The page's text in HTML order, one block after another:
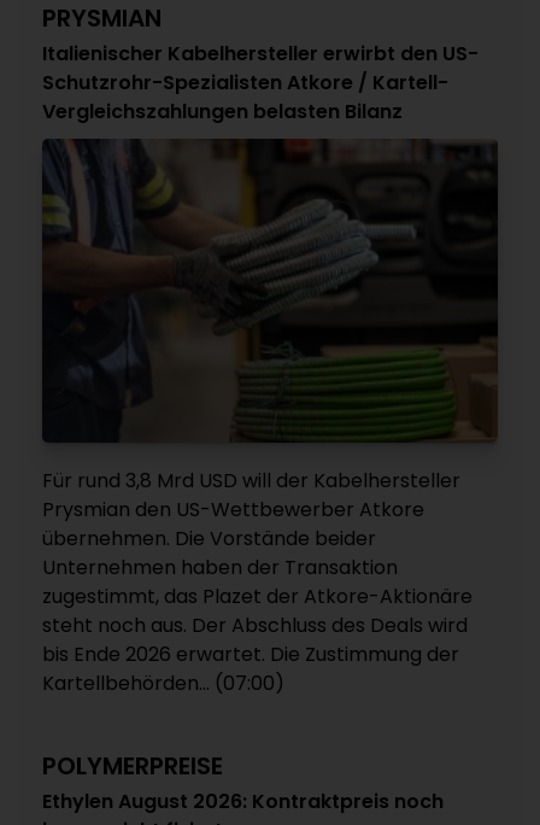
PRYSMIAN
Italienischer Kabelhersteller erwirbt den US-
Schutzrohr-Spezialisten Atkore / Kartell-
Vergleichszahlungen belasten Bilanz
Für rund 3,8 Mrd USD will der Kabelhersteller
Prysmian den US-Wettbewerber Atkore
übernehmen. Die Vorstände beider
Unternehmen haben der Transaktion
zugestimmt, das Plazet der Atkore-Aktionäre
steht noch aus. Der Abschluss des Deals wird
bis Ende 2026 erwartet. Die Zustimmung der
Kartellbehörden... (07:00)
POLYMERPREISE
Ethylen August 2026: Kontraktpreis noch